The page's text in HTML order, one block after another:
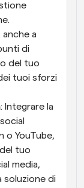
a
di
del tuo
tuoi sforzi
: Integrare la
o YouTube,
tuo
media,
soluzione di